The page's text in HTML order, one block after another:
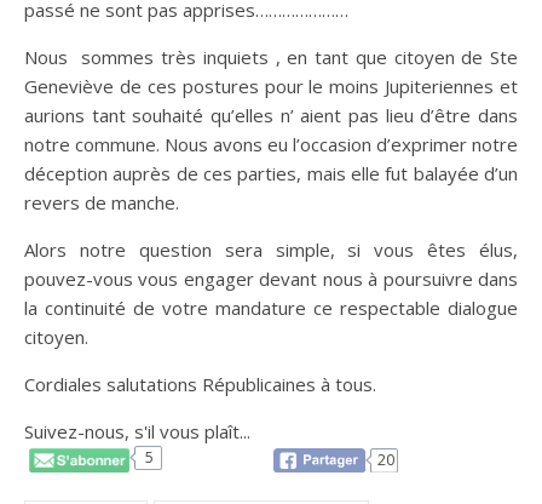
passé ne sont pas apprises…………………
Nous sommes très inquiets , en tant que citoyen de Ste
Geneviève de ces postures pour le moins Jupiteriennes et
aurions tant souhaité qu’elles n’ aient pas lieu d’être dans
notre commune. Nous avons eu l’occasion d’exprimer notre
déception auprès de ces parties, mais elle fut balayée d’un
revers de manche.
Alors notre question sera simple, si vous êtes élus,
pouvez-vous vous engager devant nous à poursuivre dans
la continuité de votre mandature ce respectable dialogue
citoyen.
Cordiales salutations Républicaines à tous.
Suivez-nous, s'il vous plaît...
5 20